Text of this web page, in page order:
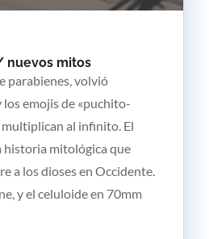
nuevos mitos
parabienes, volvió
emojis de «puchito-
al infinito. El
mitológica que
a los dioses en Occidente.
y el celuloide en 70mm